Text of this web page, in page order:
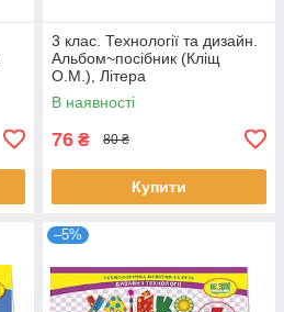
3 клас. Технології та дизайн.
Альбом~посібник (Кліщ
О.М.), Літера
В наявності
76 ₴ 80 ₴
Купити
–5%